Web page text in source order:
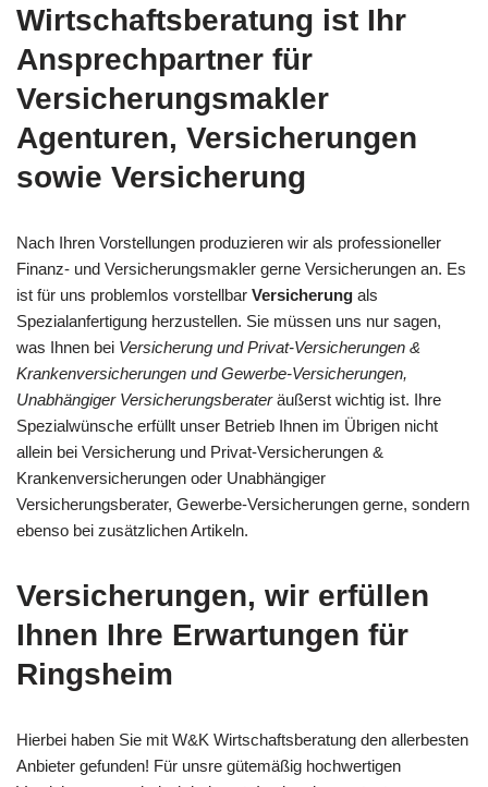
Wirtschaftsberatung ist Ihr
Ansprechpartner für
Versicherungsmakler
Agenturen, Versicherungen
sowie Versicherung
Nach Ihren Vorstellungen produzieren wir als professioneller
Finanz- und Versicherungsmakler gerne Versicherungen an. Es
ist für uns problemlos vorstellbar Versicherung als
Spezialanfertigung herzustellen. Sie müssen uns nur sagen,
was Ihnen bei Versicherung und Privat-Versicherungen &
Krankenversicherungen und Gewerbe-Versicherungen,
Unabhängiger Versicherungsberateräußerst wichtig ist. Ihre
Spezialwünsche erfüllt unser Betrieb Ihnen im Übrigen nicht
allein bei Versicherung und Privat-Versicherungen &
Krankenversicherungen oder Unabhängiger
Versicherungsberater, Gewerbe-Versicherungen gerne, sondern
ebenso bei zusätzlichen Artikeln.
Versicherungen, wir erfüllen
Ihnen Ihre Erwartungen für
Ringsheim
Hierbei haben Sie mit W&K Wirtschaftsberatung den allerbesten
Anbieter gefunden! Für unsre gütemäßig hochwertigen